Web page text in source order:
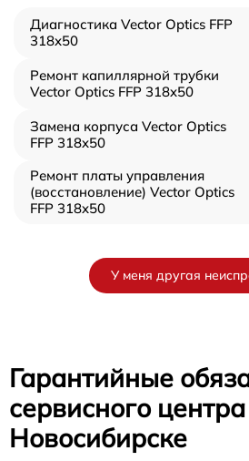
Диагностика Vector Optics FFP
318x50
Ремонт капиллярной трубки
Vector Optics FFP 318x50
Замена корпуса Vector Optics
FFP 318x50
Ремонт платы управления
(восстановление) Vector Optics
FFP 318x50
У меня другая
Гарантийные
сервисного
Новосибирске